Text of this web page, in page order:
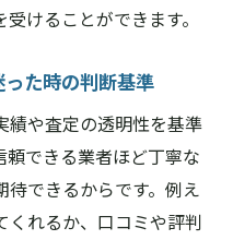
けることができます。
た時の判断基準
績や査定の透明性を基準
頼できる業者ほど丁寧な
できるからです。例え
くれるか、口コミや評判